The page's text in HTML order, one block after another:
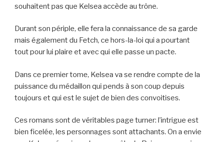
souhaitent pas que Kelsea accède au trône.
Durant son périple, elle fera la connaissance de sa garde
mais également du Fetch, ce hors-la-loi qui a pourtant
tout pour lui plaire et avec qui elle passe un pacte.
Dans ce premier tome, Kelsea va se rendre compte de la
puissance du médaillon qui pends à son coup depuis
toujours et qui est le sujet de bien des convoitises.
Ces romans sont de véritables page turner: l’intrigue est
bien ficelée, les personnages sont attachants. On a envie